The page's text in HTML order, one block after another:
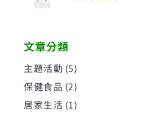
文章分類
主題活動 (5)
保健食品 (2)
居家生活 (1)